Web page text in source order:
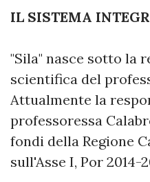
IL SISTEMA
"Sila" nasce sotto la
scientifica del
Attualmente la
professoressa
fondi della Regione
sull'Asse I, Por 2014-